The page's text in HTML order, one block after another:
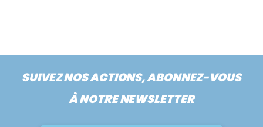
SUIVEZ NOS ACTIONS, ABONNEZ-VOUS
À NOTRE NEWSLETTER